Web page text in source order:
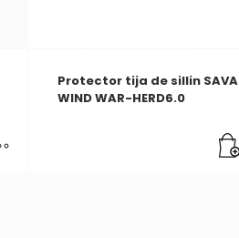
Protector tija de sillin SAVA
WIND WAR-HERD6.0